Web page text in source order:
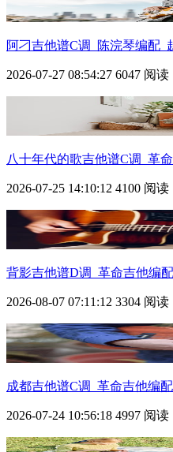
阿刁吉他谱C调_陈浣琴编配_
2026-07-27 08:54:27 6047 阅读
八十年代的歌吉他谱C调_革
2026-07-25 14:10:12 4100 阅读
背影吉他谱D调_革命吉他编
2026-08-07 07:11:12 3304 阅读
成都吉他谱C调_革命吉他编
2026-07-24 10:56:18 4997 阅读